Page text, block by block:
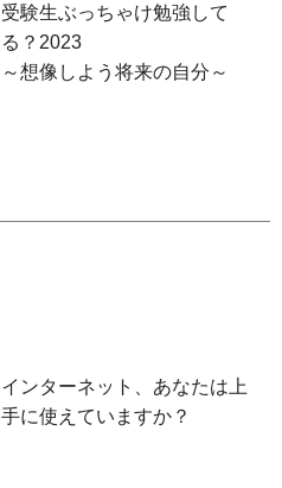
受験生ぶっちゃけ勉強して
る？2023
～想像しよう将来の自分～
インターネット、あなたは上
手に使えていますか？